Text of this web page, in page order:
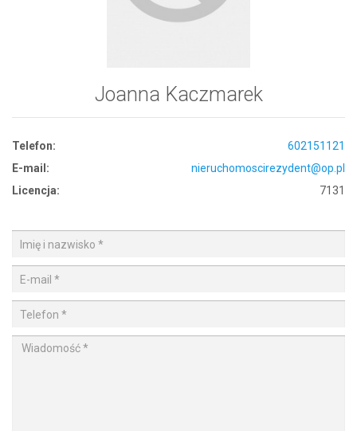
Joanna Kaczmarek
Telefon:
602151121
E-mail:
nieruchomoscirezydent@op.pl
Licencja:
7131